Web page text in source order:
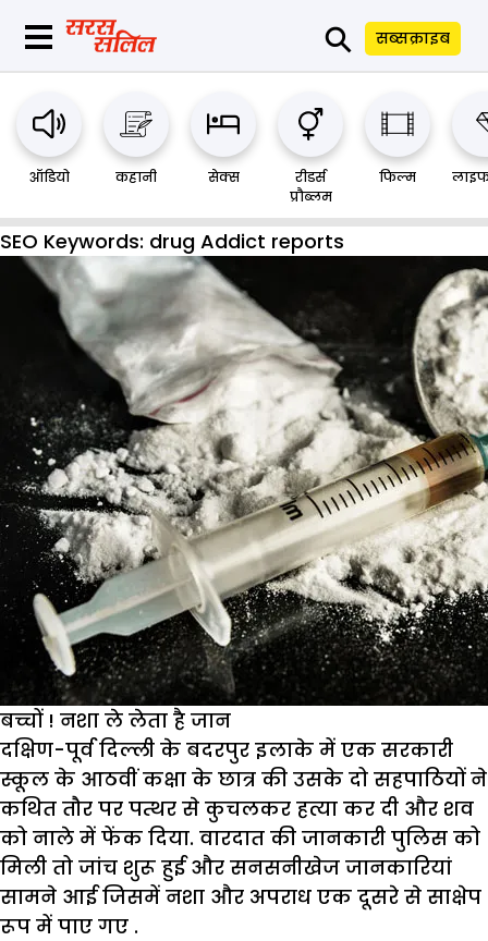
⚲ सब्सक्राइब
ऑडियो कहानी सेक्स
रीडर्स
प्रौब्लम
फिल्म
SEO Keywords: drug Addict reports
बच्चों ! नशा ले लेता है जान
दक्षिण-पूर्व दिल्ली के बदरपुर इलाके में एक सरकारी
स्कूल के आठवीं कक्षा के छात्र की उसके दो सहपाठियों ने
कथित तौर पर पत्थर से कुचलकर हत्या कर दी और शव
को नाले में फेंक दिया. वारदात की जानकारी पुलिस को
मिली तो जांच शुरू हुई और सनसनीखेज जानकारियां
सामने आई जिसमें नशा और अपराध एक दूसरे से साक्षेप
रूप में पाए गए .